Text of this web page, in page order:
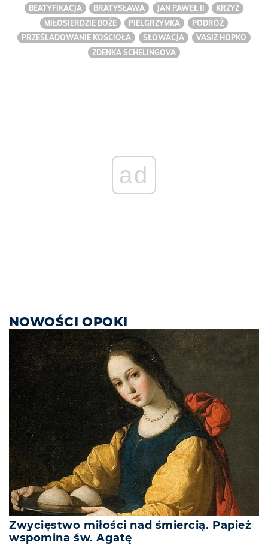
BEATYFIKACJA BRATYSŁAWA JAN PAWEŁ II
KRZYŻ
MIŁOSIERDZIE BOŻE
PIELGRZYMKA
PODRÓŻ
PRZEŚLADOWANIE KOŚCIOŁA
SŁOWACJA
VASIZ HOPKO
ZDENKA SCHELINGOVA
ad
NOWOŚCI OPOKI
Zwycięstwo miłości nad śmiercią. Papież
wspomina św. Agatę